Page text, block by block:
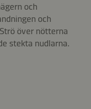
och
och
över nötterna
stekta nudlarna.